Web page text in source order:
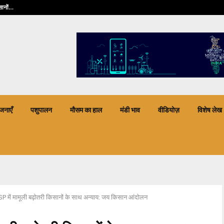
से,…
पशुपालन मौसम का हाल मंडी भाव वीडियोज़ विशेष लेख
में मामूली बढ़ोतरी किसानों के साथ अन्याय: जय किसान आंदोलन